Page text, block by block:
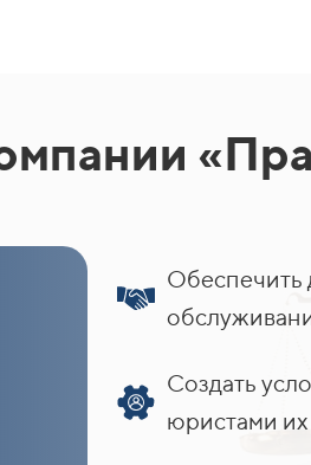
Обеспечить
Создать
юристами